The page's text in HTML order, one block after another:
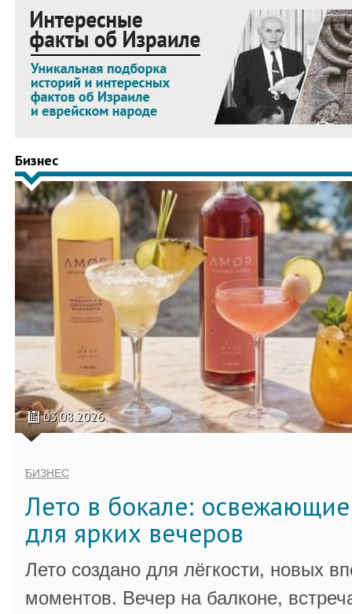
Бизнес
03.08.2026
БИЗНЕС
Лето в бокале:
для ярких вечеров
Лето создано для лёгкости, новых
моментов. Вечер на балконе,